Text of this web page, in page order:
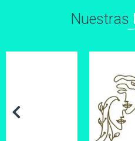
Nuestras